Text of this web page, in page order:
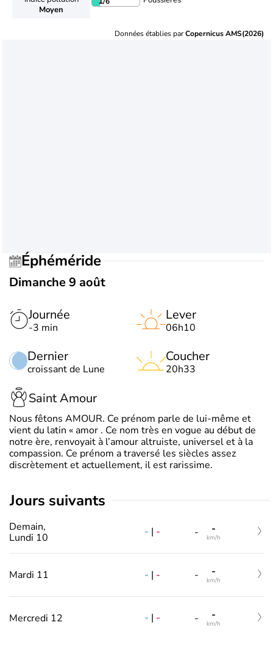
Moyen
Données établies parCopernicus AMS(2026)
Éphéméride
Dimanche 9 août
Journée
-3 min
Dernier
croissant de Lune
Lever
06h10
Coucher
20h33
Saint Amour
Nous fêtons AMOUR. Ce prénom parle de lui-même et
vient du latin « amor . Ce nom très en vogue au début de
notre ère, renvoyait à l’amour altruiste, universel et à la
compassion. Ce prénom a traversé les siècles assez
discrètement et actuellement, il est rarissime.
jours suivants
Demain,
Lundi 10
- | - - -
km/h
Mardi 11 - | - - -
km/h
Mercredi 12 - | - - -
km/h